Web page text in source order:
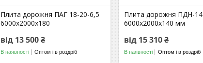
Плита дорожня ПАГ 18-20-6,5
6000х2000х180
від 13 500 ₴
В наявності Оптом і в роздріб
Плита дорожня ПДН-14
6000х2000х140 мм
від 15 310 ₴
В наявності Оптом і в роздріб